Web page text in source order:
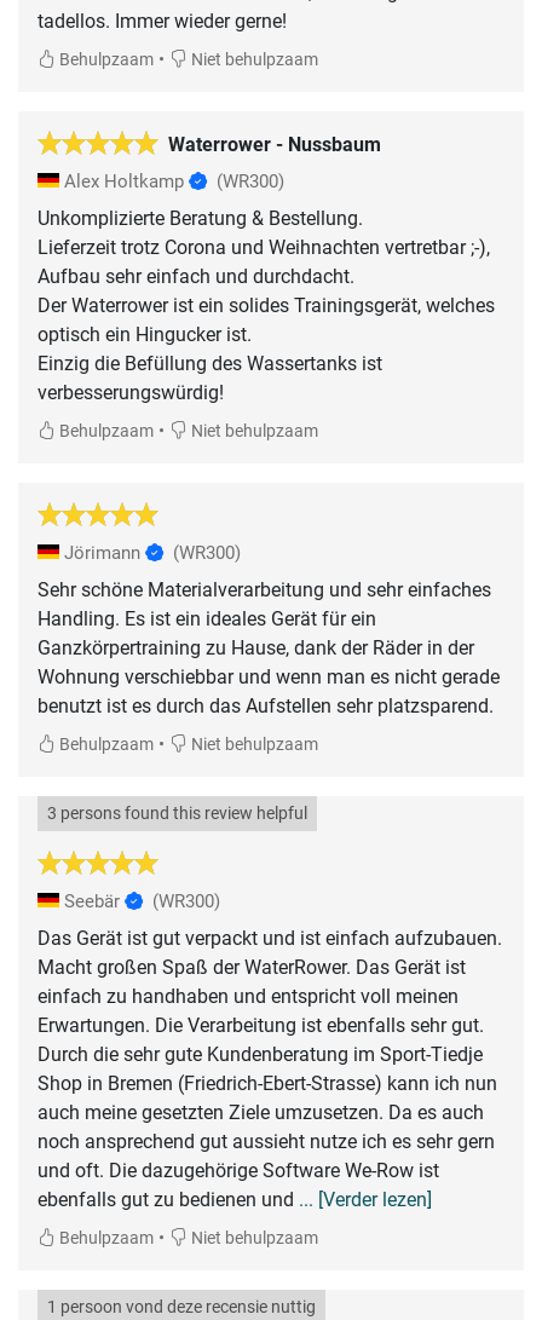
tadellos. Immer wieder gerne!
Behulpzaam • Niet behulpzaam
Waterrower - Nussbaum
Alex Holtkamp (WR300)
Unkomplizierte Beratung & Bestellung.
Lieferzeit trotz Corona und Weihnachten vertretbar ;-),
Aufbau sehr einfach und durchdacht.
Der Waterrower ist ein solides Trainingsgerät, welches
optisch ein Hingucker ist.
Einzig die Befüllung des Wassertanks ist
verbesserungswürdig!
Behulpzaam • Niet behulpzaam
Jörimann (WR300)
Sehr schöne Materialverarbeitung und sehr einfaches
Handling. Es ist ein ideales Gerät für ein
Ganzkörpertraining zu Hause, dank der Räder in der
Wohnung verschiebbar und wenn man es nicht gerade
benutzt ist es durch das Aufstellen sehr platzsparend.
Behulpzaam • Niet behulpzaam
3 persons found this review helpful
Seebär (WR300)
Das Gerät ist gut verpackt und ist einfach aufzubauen.
Macht großen Spaß der WaterRower. Das Gerät ist
einfach zu handhaben und entspricht voll meinen
Erwartungen. Die Verarbeitung ist ebenfalls sehr gut.
Durch die sehr gute Kundenberatung im Sport-Tiedje
Shop in Bremen (Friedrich-Ebert-Strasse) kann ich nun
auch meine gesetzten Ziele umzusetzen. Da es auch
noch ansprechend gut aussieht nutze ich es sehr gern
und oft. Die dazugehörige Software We-Row ist
ebenfalls gut zu bedienen und ... [Verder lezen]
Behulpzaam • Niet behulpzaam
1 persoon vond deze recensie nuttig